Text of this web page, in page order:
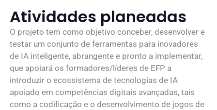
Atividades planeadas
O projeto tem como objetivo conceber, desenvolver e
testar um conjunto de ferramentas para inovadores
de IA inteligente, abrangente e pronto a implementar,
que apoiará os formadores/líderes de EFP a
introduzir o ecossistema de tecnologias de IA
apoiado em competências digitais avançadas, tais
como a codificação e o desenvolvimento de jogos de